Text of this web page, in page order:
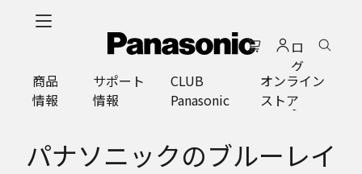
ロ
グ
イ
ン
商品
情報
サポート
情報
CLUB
Panasonic
オンライン
ストア
パナソニックのブルーレイ